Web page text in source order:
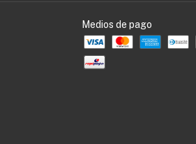
Medios de pago